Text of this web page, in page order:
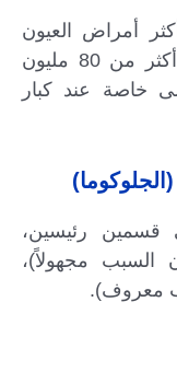
أمراض العيون
انتشاراً في العالم، حيث يصيب أكثر من 80 مليون
خاصة عند كبار
(الجلوكوما)
قسمين رئيسين،
السبب مجهولاً)،
معروف).